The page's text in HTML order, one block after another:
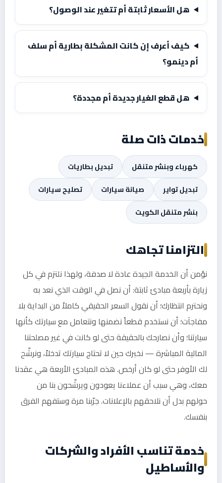
هل الأسعار ثابتة أم تتغير عند الوصول؟
كيف أعرف إن كانت المشكلة بطارية أم سلف
أم دينمو؟
هل قطع الغيار جديدة أم مجددة؟
خدمات ذات صلة
كهرباء وبنشر متنقل
تبديل بطاريات
تبديل تواير
صيانة سيارات
تصليح سيارات
بنشر متنقل الكويت
التزامنا تجاهك
نؤمن أن الخدمة الجيدة عادة لا صدفة، ولهذا نلتزم في كل
زيارة بأربعة مبادئ ثابتة: أن نصل في الوقت الذي نعد به
ونحترم انتظارك؛ أن نقول السعر الحقيقي كاملاً من البداية بلا
مفاجآت؛ أن نستخدم قطعاً نضمنها ونتعامل مع سيارتك كأنها
سيارتنا؛ وأن نصارحك بالحقيقة حتى لو كانت في غير مصلحتنا
المالية المباشرة — نخبرك حين لا تحتاج سيارتك تدخلاً، ونرشّح
لك الأوفر حتى لو كان أرخص. هذه المبادئ الأربعة هي عقدنا
معك، وهي سبب أن عملاءنا يعودون ويرشّحون بنا من
حولهم بدل أن نلاحقهم بالإعلانات. جرّبنا مرة وستفهم الفرق
بنفسك.
خدمة تناسب الأفراد والشركات
والأساطيل